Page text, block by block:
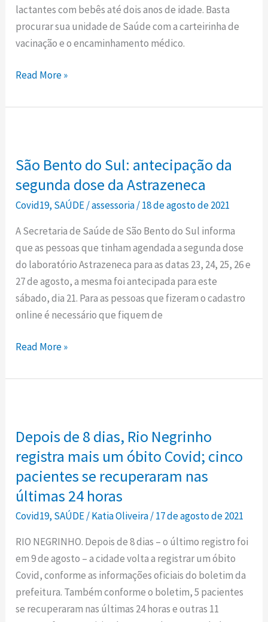
lactantes com bebês até dois anos de idade. Basta
procurar sua unidade de Saúde com a carteirinha de
vacinação e o encaminhamento médico.
já
podem
tomar
vacina
a
Read More »
São Bento do Sul: antecipação da
segunda dose da Astrazeneca
Covid19, SAÚDE/assessoria/18 de agosto de 2021
A Secretaria de Saúde de São Bento do Sul informa
que as pessoas que tinham agendada a segunda dose
do laboratório Astrazeneca para as datas 23, 24, 25, 26 e
27 de agosto, a mesma foi antecipada para este
sábado, dia 21. Para as pessoas que fizeram o cadastro
online é necessário que fiquem de
do
Sul:
antecipação
segunda
dose
da
Astrazeneca
Read More »
Depois de 8 dias, Rio Negrinho
registra mais um óbito Covid; cinco
pacientes se recuperaram nas
últimas 24 horas
Covid19, SAÚDE/Katia Oliveira/17 de agosto de 2021
RIO NEGRINHO. Depois de 8 dias – o último registro foi
em 9 de agosto – a cidade volta a registrar um óbito
Covid, conforme as informações oficiais do boletim da
prefeitura. Também conforme o boletim, 5 pacientes
se recuperaram nas últimas 24 horas e outras 11
8
dias,
Negrinho
registra
mais
um
óbito
Covid;
cinco
pacientes